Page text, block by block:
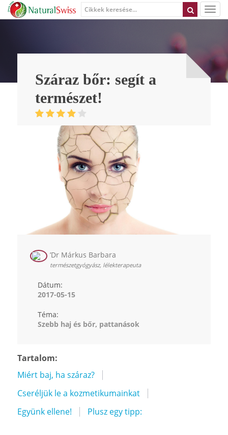
Száraz bőr: segít a
természet!
’Dr Márkus Barbara
természetgyógyász, lélekterapeuta
Dátum:
2017-05-15
Téma:
Szebb haj és bőr, pattanások
Tartalom:
Miért baj, ha száraz?
Cseréljük le a kozmetikumainkat
Együnk ellene!
Plusz egy tipp: